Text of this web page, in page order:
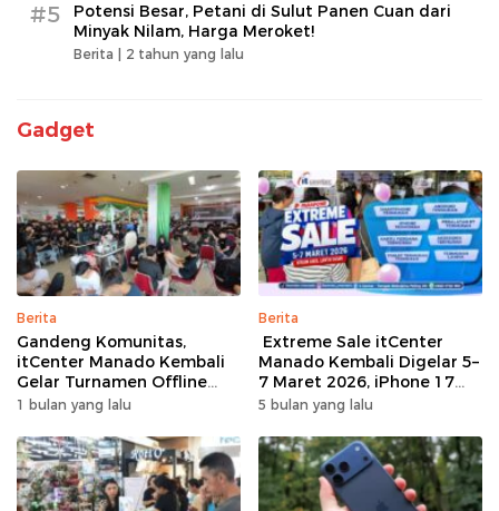
#5
Potensi Besar, Petani di Sulut Panen Cuan dari
Minyak Nilam, Harga Meroket!
Berita | 2 tahun yang lalu
Gadget
Berita
Gandeng Komunitas,
itCenter Manado Kembali
Gelar Turnamen Offline
Free Fire, 60 Tim Siap
1 bulan yang lalu
Berita
Extreme Sale itCenter
Manado Kembali Digelar 5–
7 Maret 2026, iPhone 17
Pro Max Diskon hingga
5 bulan yang lalu